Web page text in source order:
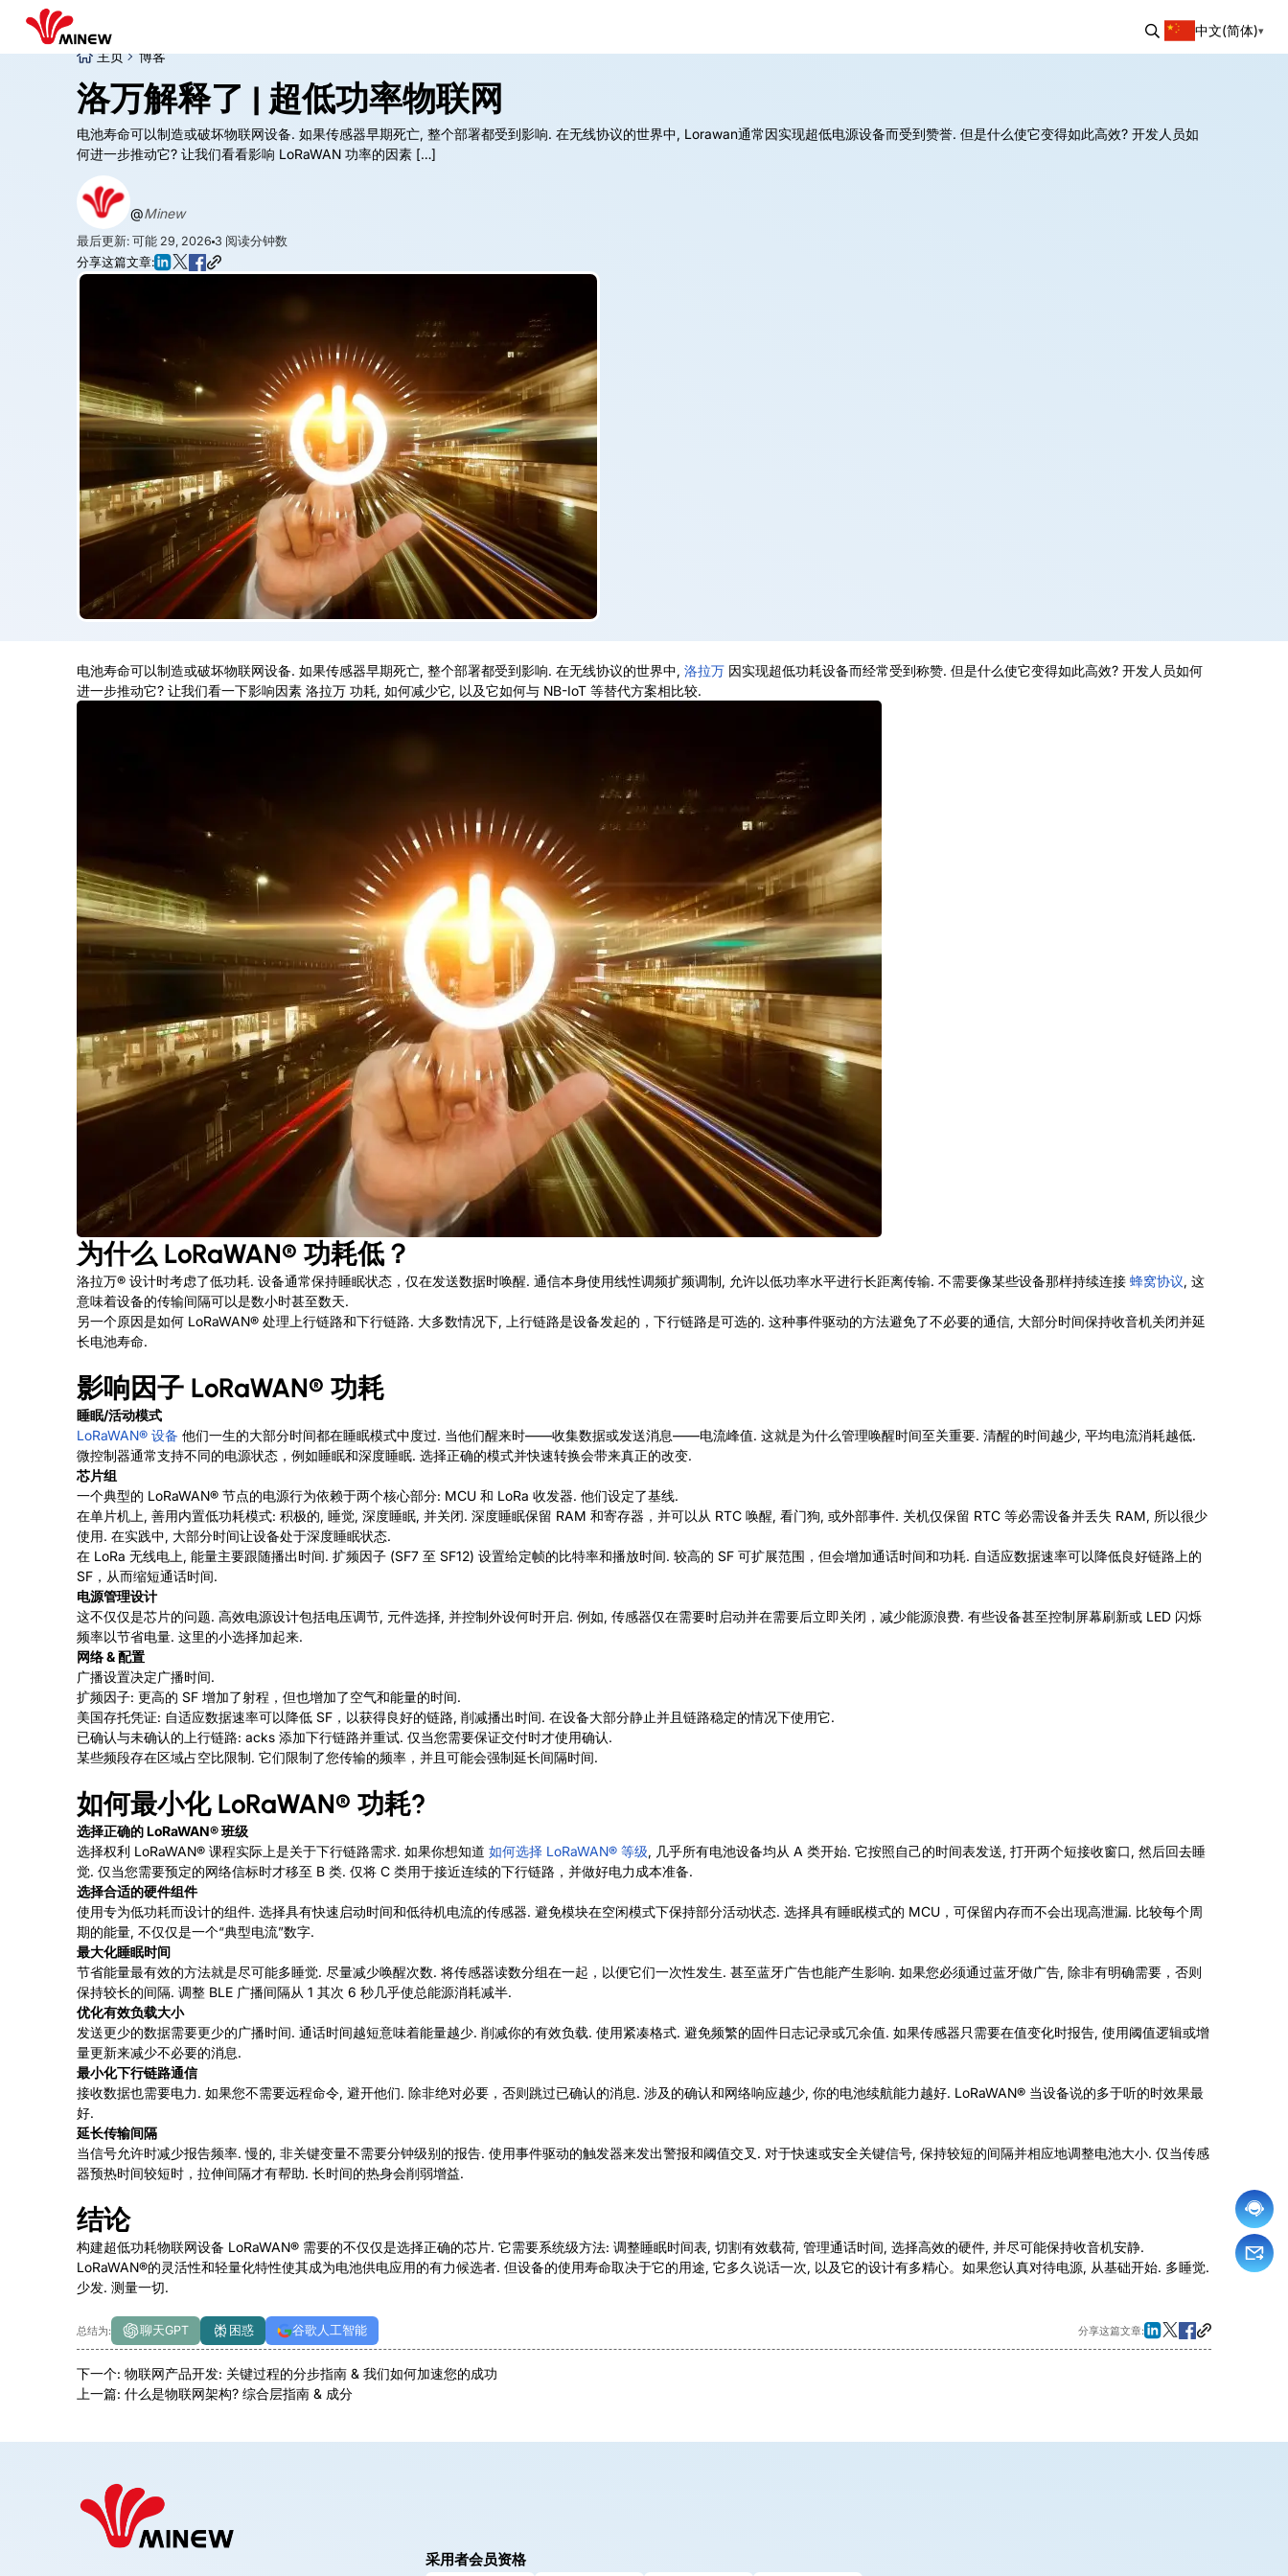
中文(简体)
主页
博客
洛万解释了 | 超低功率物联网
电池寿命可以制造或破坏物联网设备. 如果传感器早期死亡, 整个部署都受到影响. 在无线协议的世界中, Lorawan通常因实现超低电源设备而受到赞誉. 但是什么使它变得如此高效? 开发人员如
何进一步推动它? 让我们看看影响 LoRaWAN 功率的因素 […]
@Minew
最后更新: 可能 29, 2026 3 阅读分钟数
分享这篇文章:
电池寿命可以制造或破坏物联网设备. 如果传感器早期死亡, 整个部署都受到影响. 在无线协议的世界中, 洛拉万 因实现超低功耗设备而经常受到称赞. 但是什么使它变得如此高效? 开发人员如何
进一步推动它? 让我们看一下影响因素 洛拉万 功耗, 如何减少它, 以及它如何与 NB-IoT 等替代方案相比较.
为什么 LoRaWAN® 功耗低？
洛拉万® 设计时考虑了低功耗. 设备通常保持睡眠状态，仅在发送数据时唤醒. 通信本身使用线性调频扩频调制, 允许以低功率水平进行长距离传输. 不需要像某些设备那样持续连接 蜂窝协议, 这
意味着设备的传输间隔可以是数小时甚至数天.
另一个原因是如何 LoRaWAN® 处理上行链路和下行链路. 大多数情况下, 上行链路是设备发起的，下行链路是可选的. 这种事件驱动的方法避免了不必要的通信, 大部分时间保持收音机关闭并延
长电池寿命.
影响因子 LoRaWAN® 功耗
睡眠/活动模式
LoRaWAN® 设备 他们一生的大部分时间都在睡眠模式中度过. 当他们醒来时——收集数据或发送消息——电流峰值. 这就是为什么管理唤醒时间至关重要. 清醒的时间越少, 平均电流消耗越低.
微控制器通常支持不同的电源状态，例如睡眠和深度睡眠. 选择正确的模式并快速转换会带来真正的改变.
芯片组
一个典型的 LoRaWAN® 节点的电源行为依赖于两个核心部分: MCU 和 LoRa 收发器. 他们设定了基线.
在单片机上, 善用内置低功耗模式: 积极的, 睡觉, 深度睡眠, 并关闭. 深度睡眠保留 RAM 和寄存器，并可以从 RTC 唤醒, 看门狗, 或外部事件. 关机仅保留 RTC 等必需设备并丢失 RAM, 所以很少
使用. 在实践中, 大部分时间让设备处于深度睡眠状态.
在 LoRa 无线电上, 能量主要跟随播出时间. 扩频因子 (SF7 至 SF12) 设置给定帧的比特率和播放时间. 较高的 SF 可扩展范围，但会增加通话时间和功耗. 自适应数据速率可以降低良好链路上的
SF，从而缩短通话时间.
电源管理设计
这不仅仅是芯片的问题. 高效电源设计包括电压调节, 元件选择, 并控制外设何时开启. 例如, 传感器仅在需要时启动并在需要后立即关闭，减少能源浪费. 有些设备甚至控制屏幕刷新或 LED 闪烁
频率以节省电量. 这里的小选择加起来.
网络 & 配置
广播设置决定广播时间.
扩频因子: 更高的 SF 增加了射程，但也增加了空气和能量的时间.
美国存托凭证: 自适应数据速率可以降低 SF，以获得良好的链路, 削减播出时间. 在设备大部分静止并且链路稳定的情况下使用它.
已确认与未确认的上行链路: acks 添加下行链路并重试. 仅当您需要保证交付时才使用确认.
某些频段存在区域占空比限制. 它们限制了您传输的频率，并且可能会强制延长间隔时间.
如何最小化 LoRaWAN® 功耗?
选择正确的LoRaWAN®班级
选择权利 LoRaWAN® 课程实际上是关于下行链路需求. 如果你想知道 如何选择 LoRaWAN® 等级, 几乎所有电池设备均从 A 类开始. 它按照自己的时间表发送, 打开两个短接收窗口, 然后回去睡
觉. 仅当您需要预定的网络信标时才移至 B 类. 仅将 C 类用于接近连续的下行链路，并做好电力成本准备.
选择合适的硬件组件
使用专为低功耗而设计的组件. 选择具有快速启动时间和低待机电流的传感器. 避免模​​块在空闲模式下保持部分活动状态. 选择具有睡眠模式的 MCU，可保留内存而不会出现高泄漏. 比较每个周
期的能量, 不仅仅是一个“典型电流”数字.
最大化睡眠时间
节省能量最有效的方法就是尽可能多睡觉. 尽量减少唤醒次数. 将传感器读数分组在一起，以便它们一次性发生. 甚至蓝牙广告也能产生影响. 如果您必须通过蓝牙做广告, 除非有明确需要，否则
保持较长的间隔. 调整 BLE 广播间隔从 1 其次 6 秒几乎使总能源消耗减半.
优化有效负载大小
发送更少的数据需要更少的广播时间. 通话时间越短意味着能量越少. 削减你的有效负载. 使用紧凑格式. 避免频繁的固件日志记录或冗余值. 如果传感器只需要在值变化时报告, 使用阈值逻辑或增
量更新来减少不必要的消息.
最小化下行链路通信
接收数据也需要电力. 如果您不需要远程命令, 避开他们. 除非绝对必要，否则跳过已确认的消息. 涉及的确认和网络响应越少, 你的电池续航能力越好. LoRaWAN® 当设备说的多于听的时效果最
好.
延长传输间隔
当信号允许时减少报告频率. 慢的, 非关键变量不需要分钟级别的报告. 使用事件驱动的触发器来发出警报和阈值交叉. 对于快速或安全关键信号, 保持较短的间隔并相应地调整电池大小. 仅当传感
器预热时间较短时，拉伸间隔才有帮助. 长时间的热身会削弱增益.
结论
构建超低功耗物联网设备 LoRaWAN® 需要的不仅仅是选择正确的芯片. 它需要系统级方法: 调整睡眠时间表, 切割有效载荷, 管理通话时间, 选择高效的硬件, 并尽可能保持收音机安静.
LoRaWAN®的灵活性和轻量化特性使其成为电池供电应用的有力候选者. 但设备的使用寿命取决于它的用途, 它多久说话一次, 以及它的设计有多精心。如果您认真对待电源, 从基础开始. 多睡觉.
少发. 测量一切.
总结为: 聊天GPT 困惑 谷歌人工智能 分享这篇文章:
下一个: 物联网产品开发: 关键过程的分步指南 & 我们如何加速您的成功
上一篇: 什么是物联网架构? 综合层指南 & 成分
采用者会员资格